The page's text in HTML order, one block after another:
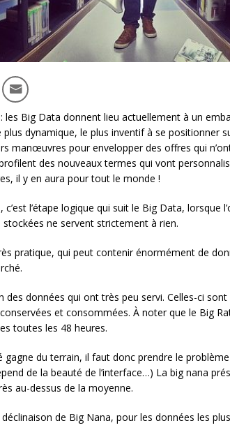
Big Data donnent lieu actuellement à un
dynamique, le plus inventif à se positionner
manœuvres pour envelopper des offres qui
des nouveaux termes qui vont
il y en aura pour tout le monde !
c’est l’étape logique qui suit le Big Data, lorsque
stockées ne servent strictement à rien.
pratique, qui peut contenir énormément de
des données qui ont très peu servi. Celles-ci
et consommées. À noter que le Big
toutes les 48 heures.
gagne du terrain, il faut donc prendre le
de la beauté de l’interface…) La big nana
au-dessus de la moyenne.
déclinaison de Big Nana, pour les données les